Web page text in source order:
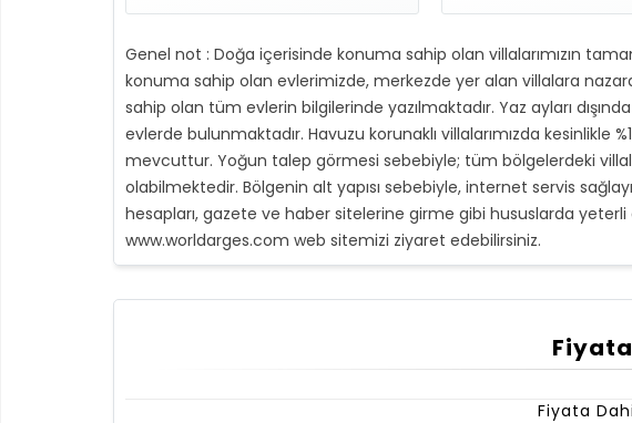
Genel not : Doğa içerisinde konuma sahip olan villalarımızın
konuma sahip olan evlerimizde, merkezde yer alan villalara
sahip olan tüm evlerin bilgilerinde yazılmaktadır. Yaz ayları
evlerde bulunmaktadır. Havuzu korunaklı villalarımızda kesinlikle
mevcuttur. Yoğun talep görmesi sebebiyle; tüm bölgelerdeki
olabilmektedir. Bölgenin alt yapısı sebebiyle, internet servis
hesapları, gazete ve haber sitelerine girme gibi hususlarda
www.worldarges.com web sitemizi ziyaret edebilirsiniz.
Fiyata